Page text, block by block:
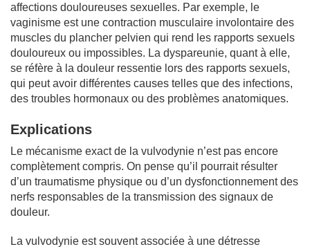
affections douloureuses sexuelles. Par exemple, le
vaginisme est une contraction musculaire involontaire des
muscles du plancher pelvien qui rend les rapports sexuels
douloureux ou impossibles. La dyspareunie, quant à elle,
se réfère à la douleur ressentie lors des rapports sexuels,
qui peut avoir différentes causes telles que des infections,
des troubles hormonaux ou des problèmes anatomiques.
Explications
Le mécanisme exact de la vulvodynie n’est pas encore
complètement compris. On pense qu’il pourrait résulter
d’un traumatisme physique ou d’un dysfonctionnement des
nerfs responsables de la transmission des signaux de
douleur.
La vulvodynie est souvent associée à une détresse